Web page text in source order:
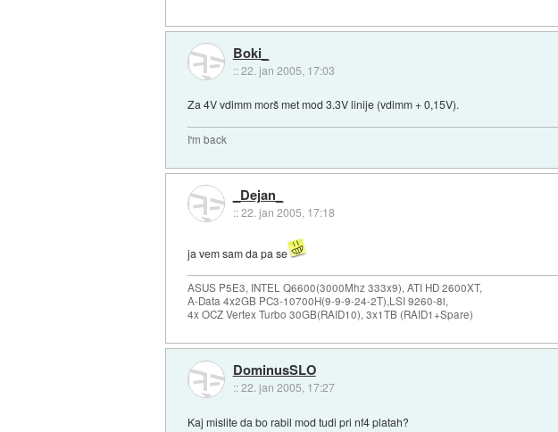
Boki_
::22. jan 2005, 17:03
Za 4V vdimm morš met mod 3.3V linije (vdimm + 0,15V).
I'm back
_Dejan_
::22. jan 2005, 17:18
ja vem sam da pa se
ASUS P5E3, INTEL Q6600(3000Mhz 333x9), ATI HD 2600XT,
A-Data 4x2GB PC3-10700H(9-9-9-24-2T),LSI 9260-8i,
4x OCZ Vertex Turbo 30GB(RAID10), 3x1TB (RAID1+Spare)
DominusSLO
::22. jan 2005, 17:27
Kaj mislite da bo rabil mod tudi pri nf4 platah?